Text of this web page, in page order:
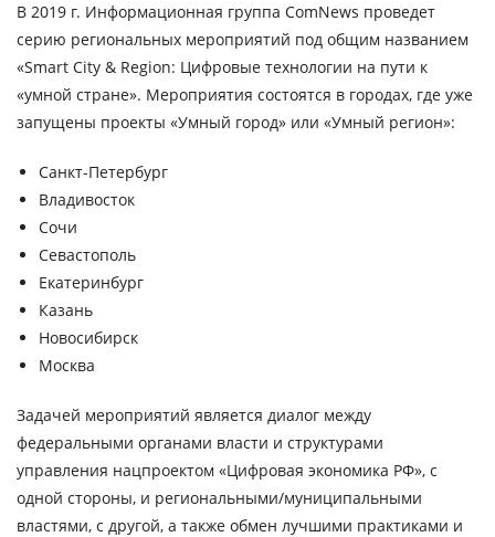
В 2019 г. Информационная группа ComNews проведет
серию региональных мероприятий под общим названием
«Smart City & Region: Цифровые технологии на пути к
«умной стране». Мероприятия состоятся в городах, где уже
запущены проекты «Умный город» или «Умный регион»:
Санкт-Петербург
Владивосток
Сочи
Севастополь
Екатеринбург
Казань
Новосибирск
Москва
Задачей мероприятий является диалог между
федеральными органами власти и структурами
управления нацпроектом «Цифровая экономика РФ», с
одной стороны, и региональными/муниципальными
властями, с другой, а также обмен лучшими практиками и